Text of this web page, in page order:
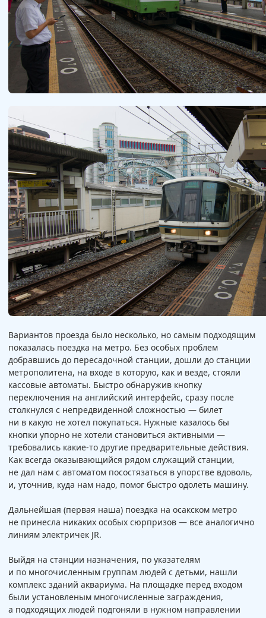
Вариантов проезда было несколько, но самым подходящим
показалась поездка на метро. Без особых проблем
добравшись до пересадочной станции, дошли до станции
метрополитена, на входе в которую, как и везде, стояли
кассовые автоматы. Быстро обнаружив кнопку
переключения на английский интерфейс, сразу после
столкнулся с непредвиденной сложностью — билет
ни в какую не хотел покупаться. Нужные казалось бы
кнопки упорно не хотели становиться активными —
требовались какие-то другие предварительные действия.
Как всегда оказывающийся рядом служащий станции,
не дал нам с автоматом посостязаться в упорстве вдоволь,
и, уточнив, куда нам надо, помог быстро одолеть машину.
Дальнейшая (первая наша) поездка на осакском метро
не принесла никаких особых сюрпризов — все аналогично
линиям электричек JR.
Выйдя на станции назначения, по указателям
и по многочисленным группам людей с детьми, нашли
комплекс зданий аквариума. На площадке перед входом
были установленым многочисленные заграждения,
а подходящих людей подгоняли в нужном направлении